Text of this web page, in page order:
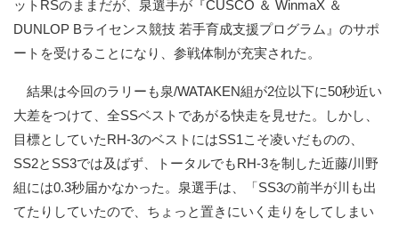
ットRSのままだが、泉選手が『CUSCO ＆ WinmaX ＆
DUNLOP Bライセンス競技 若手育成支援プログラム』のサポ
ートを受けることになり、参戦体制が充実された。
結果は今回のラリーも泉/WATAKEN組が2位以下に50秒近い
大差をつけて、全SSベストであがる快走を見せた。しかし、
目標としていたRH-3のベストにはSS1こそ凌いだものの、
SS2とSS3では及ばず、トータルでもRH-3を制した近藤/川野
組には0.3秒届かなかった。泉選手は、「SS3の前半が川も出
てたりしていたので、ちょっと置きにいく走りをしてしまい